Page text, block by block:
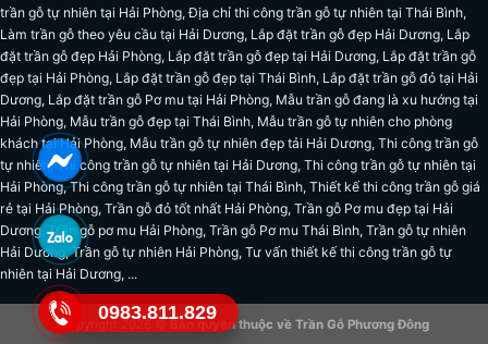
trần gỗ tự nhiên tại Hải Phòng,Địa chỉ thi công trần gỗ tự nhiên tại Thái Bình,
Làm trần gỗ theo yêu cầu tại Hải Dương, Lắp đặt trần gỗ đẹp Hải Dương, Lắp
đặt trần gỗ đẹp Hải Phòng, Lắp đặt trần gỗ đẹp tại Hải Dương, Lắp đặt trần gỗ
đẹp tại Hải Phòng, Lắp đặt trần gỗ đẹp tại Thái Bình, Lắp đặt trần gỗ đỏ tại Hải
Dương, Lắp đặt trần gỗ Pơ mu tại Hải Phòng, Mẫu trần gỗ đang là xu hướng tại
Hải Phòng, Mẫu trần gỗ đẹp tại Thái Bình, Mẫu trần gỗ tự nhiên cho phòng
khách tại Hải Phòng, Mẫu trần gỗ tự nhiên đẹp tải Hải Dương, Thi công trần gỗ
tự nhiên,Thi công trần gỗ tự nhiên tại Hải Dương, Thi công trần gỗ tự nhiên tại
Hải Phòng,Thi công trần gỗ tự nhiên tại Thái Bình, Thiết kế thi công trần gỗ giá
rẻ tại Hải Phòng, Trần gỗ đỏ tốt nhất Hải Phòng, Trần gỗ Pơ mu đẹp tại Hải
Dương ,Trần gỗ pơ mu Hải Phòng, Trần gỗ Pơ mu Thái Bình, Trần gỗ tự nhiên
Hải Dương ,Trần gỗ tự nhiên Hải Phòng, Tư vấn thiết kế thi công trần gỗ tự
nhiên tại Hải Dương, ...
Copyright 2026 ©Bản quyền thuộc vềTrần Gỗ Phương Đông
0983.811.829